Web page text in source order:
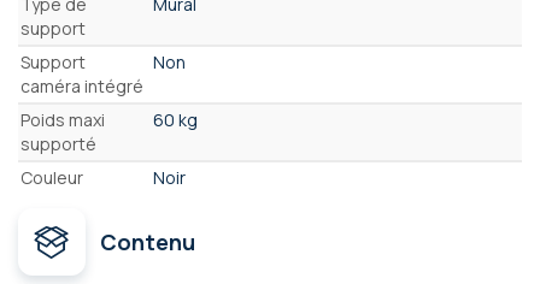
support
Support
caméra intégré
Non
Poids maxi
supporté
60 kg
Couleur Noir
Contenu